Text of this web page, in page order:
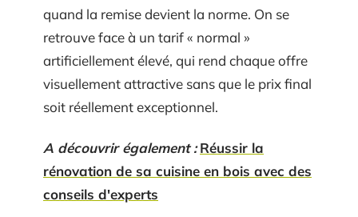
quand la remise devient la norme. On se
retrouve face à un tarif « normal »
artificiellement élevé, qui rend chaque offre
visuellement attractive sans que le prix final
soit réellement exceptionnel.
A découvrir également : Réussir la
rénovation de sa cuisine en bois avec des
conseils d'experts